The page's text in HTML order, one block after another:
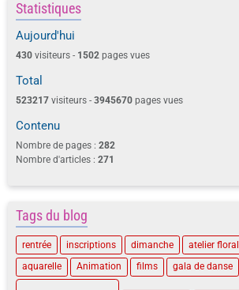
Statistiques
Aujourd'hui
430 visiteurs - 1502 pages vues
Total
523217 visiteurs - 3945670 pages vues
Contenu
Nombre de pages : 282
Nombre d'articles : 271
Tags du blog
rentrée inscriptions dimanche atelier floral
aquarelle
Animation films gala de danse